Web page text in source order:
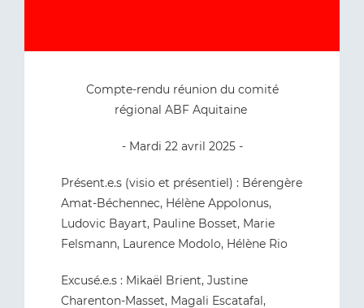
Compte-rendu réunion du comité
régional ABF Aquitaine
- Mardi 22 avril 2025 -
Présent.e.s (visio et présentiel) : Bérengère
Amat-Béchennec, Hélène Appolonus,
Ludovic Bayart, Pauline Bosset, Marie
Felsmann, Laurence Modolo, Hélène Rio
Excusé.e.s : Mikaël Brient, Justine
Charenton-Masset, Magali Escatafal,